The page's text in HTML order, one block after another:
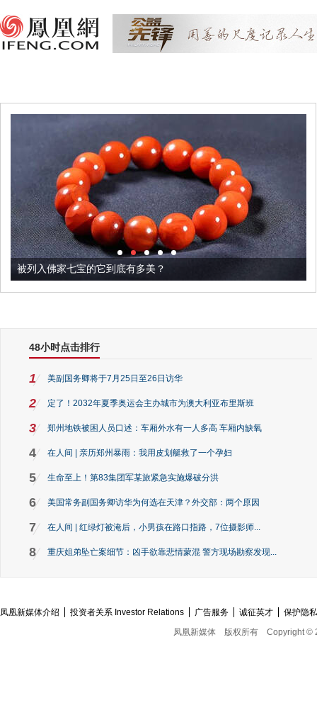
被列入佛家七宝的它到底有多美？
48小时点击排行
1 美副国务卿将于7月25日至26日访华
2 定了！2032年夏季奥运会主办城市为澳大利亚布里斯班
3 郑州地铁被困人员口述：车厢外水有一人多高 车厢内缺氧
4 在人间 | 亲历郑州暴雨：我用皮划艇救了一个孕妇
5 生命至上！第83集团军某旅紧急实施爆破分洪
6 美国常务副国务卿访华为何选在天津？外交部：两个原因
7 在人间 | 红绿灯被淹后，小男孩在路口指路，7位摄影师...
8 重庆姐弟坠亡案细节：凶手欲靠悲情蒙混 警方现场勘察发现...
凤凰新媒体介绍 投资者关系 Investor Relations 广告服务 诚征英才
保护隐
凤凰新媒体
版权所有 Copyright ©